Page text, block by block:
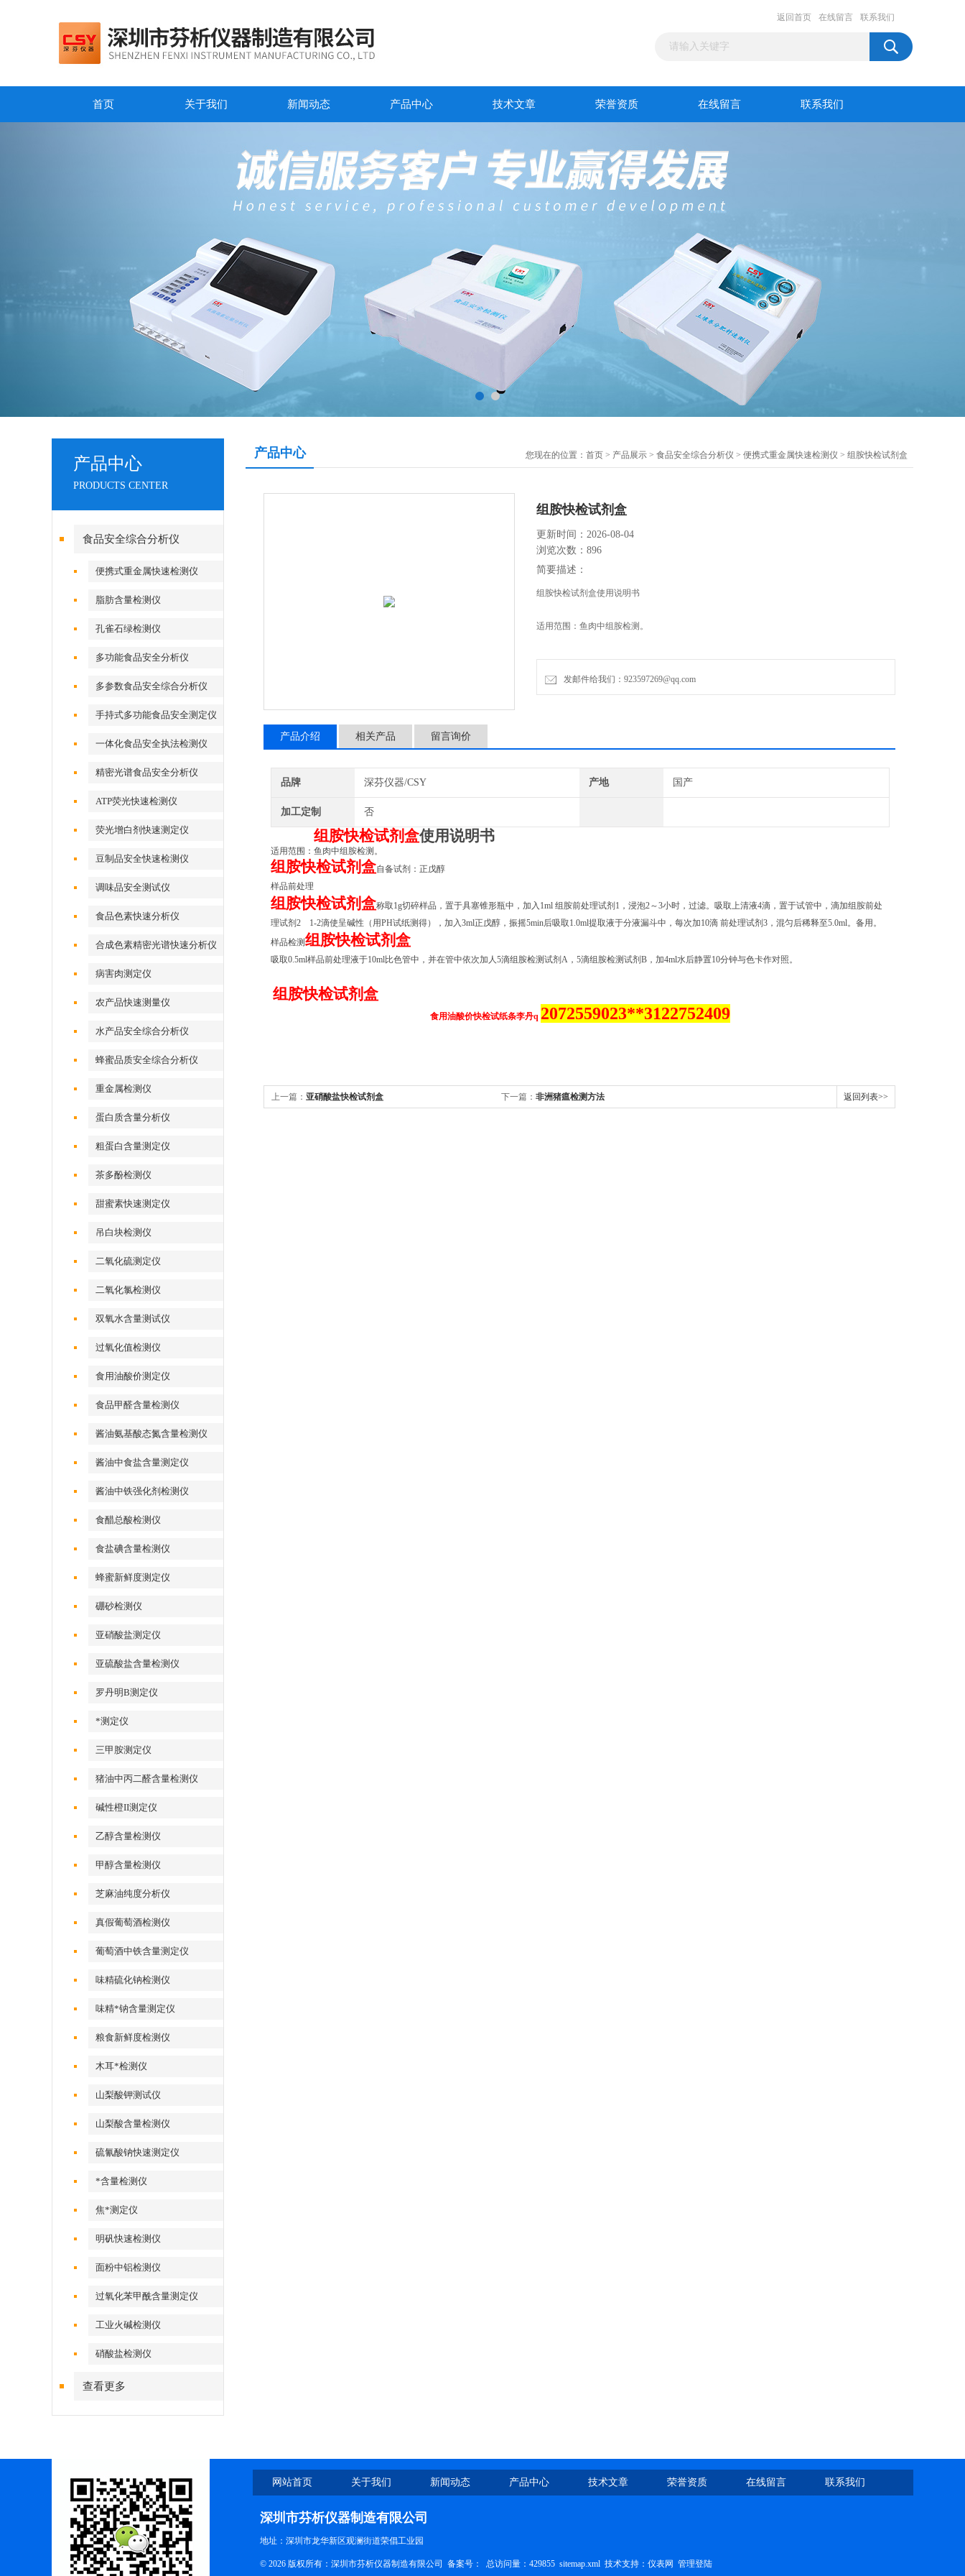
返回首页 在线留言 联系我们
首页 关于我们 新闻动态 产品中心 技术文章 荣誉资质 在线留言 联系我们
产品中心
PRODUCTS CENTER
食品安全综合分析仪
便携式重金属快速检测仪
脂肪含量检测仪
孔雀石绿检测仪
多功能食品安全分析仪
多参数食品安全综合分析仪
手持式多功能食品安全测定仪
一体化食品安全执法检测仪
精密光谱食品安全分析仪
ATP荧光快速检测仪
荧光增白剂快速测定仪
豆制品安全快速检测仪
调味品安全测试仪
食品色素快速分析仪
合成色素精密光谱快速分析仪
病害肉测定仪
农产品快速测量仪
水产品安全综合分析仪
蜂蜜品质安全综合分析仪
重金属检测仪
蛋白质含量分析仪
粗蛋白含量测定仪
茶多酚检测仪
甜蜜素快速测定仪
吊白块检测仪
二氧化硫测定仪
二氧化氯检测仪
双氧水含量测试仪
过氧化值检测仪
食用油酸价测定仪
食品甲醛含量检测仪
酱油氨基酸态氮含量检测仪
酱油中食盐含量测定仪
酱油中铁强化剂检测仪
食醋总酸检测仪
食盐碘含量检测仪
蜂蜜新鲜度测定仪
硼砂检测仪
亚硝酸盐测定仪
亚硫酸盐含量检测仪
罗丹明B测定仪
*测定仪
三甲胺测定仪
猪油中丙二醛含量检测仪
碱性橙II测定仪
乙醇含量检测仪
甲醇含量检测仪
芝麻油纯度分析仪
真假葡萄酒检测仪
葡萄酒中铁含量测定仪
味精硫化钠检测仪
味精*钠含量测定仪
粮食新鲜度检测仪
木耳*检测仪
山梨酸钾测试仪
山梨酸含量检测仪
硫氰酸钠快速测定仪
*含量检测仪
焦*测定仪
明矾快速检测仪
面粉中铝检测仪
过氧化苯甲酰含量测定仪
工业火碱检测仪
硝酸盐检测仪
查看更多
产品中心 您现在的位置： 首页 > 产品展示 > 食品安全综合分析仪 > 便携式重金属快速检测仪 > 组胺快检试剂盒
组胺快检试剂盒
更新时间：2026-08-04
浏览次数：896
简要描述：
组胺快检试剂盒使用说明书
适用范围：鱼肉中组胺检测。
组胺快检试剂盒自备试剂：正戊醇
样品前处理
发邮件给我们：923597269@qq.com
产品介绍 相关产品 留言询价
品牌 深芬仪器/CSY 产地 国产
加工定制 否
组胺快检试剂盒使用说明书
适用范围：鱼肉中组胺检测。
组胺快检试剂盒自备试剂：正戊醇
样品前处理
组胺快检试剂盒称取1g切碎样品，置于具塞锥形瓶中，加入 1ml组胺前处理试剂1 ，浸泡2～3小时 ，过滤。吸取上清液4滴 ，置于试管中，滴加组胺前处
理试剂2 1-2滴使呈碱性 （用PH试纸测得） ，加入3ml正戊醇 ，振摇5min后吸取1.0ml提取液于分液漏斗中，每次加10滴 前处理试剂3 ，混匀后稀释至5.0ml。备用。
样品检测组胺快检试剂盒
吸取0.5ml样品前处理液于10ml比色管中 ，并在管中依次加 人5滴组胺检测试剂A ，5滴组胺检测试剂B ，加4ml水后静置10分钟与色卡作对照。
组胺快检试剂盒
食用油酸价快检试纸条李丹q 2072559023**3122752409
上一篇： 亚硝酸盐快检试剂盒 下一篇： 非洲猪瘟检测方法 返回列表>>
网站首页 关于我们 新闻动态 产品中心 技术文章 荣誉资质 在线留言 联系我们
深圳市芬析仪器制造有限公司
地址：深圳市龙华新区观澜街道荣倡工业园
© 2026 版权所有：深圳市芬析仪器制造有限公司 备案号： 总访问量：429855 sitemap.xml 技术支持： 仪表网 管理登陆